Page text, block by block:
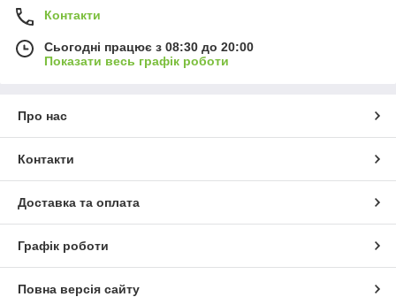
Контакти
Сьогодні працює з 08:30 до 20:00
Показати весь графік роботи
Про нас
Контакти
Доставка та оплата
Графік роботи
Повна версія сайту